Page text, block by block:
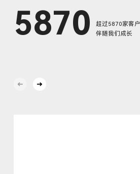
5870
超过5870家客户
伴随我们成长